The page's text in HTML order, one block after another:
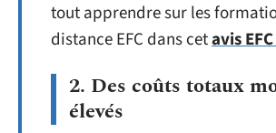
tout apprendre sur les
distance EFC dans cetavis
2. Des coûts totaux
élevés